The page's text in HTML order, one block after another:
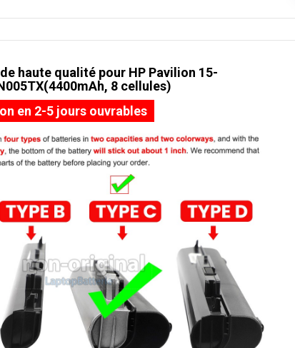
haute qualité pour HP Pavilion 15-
8 cellules)
en 2-5 jours ouvrables